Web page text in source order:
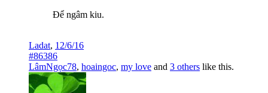
Để ngâm kiu.
Ladat, 12/6/16
#86386
LâmNgọc78, hoaingoc, my love and 3 others like this.